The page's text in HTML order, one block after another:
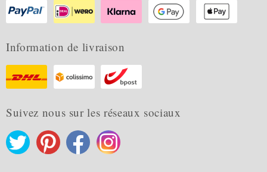
Information de livraison
Suivez nous sur les réseaux sociaux